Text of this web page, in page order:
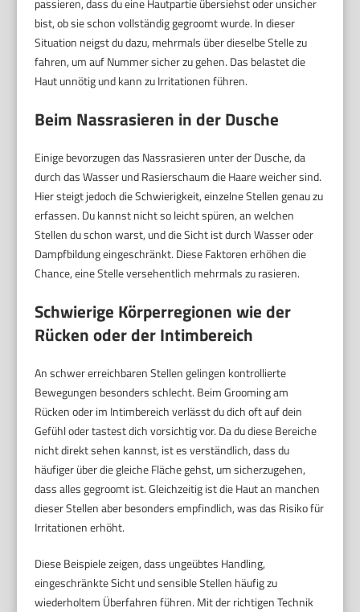
passieren, dass du eine Hautpartie übersiehst oder unsicher
bist, ob sie schon vollständig gegroomt wurde. In dieser
Situation neigst du dazu, mehrmals über dieselbe Stelle zu
fahren, um auf Nummer sicher zu gehen. Das belastet die
Haut unnötig und kann zu Irritationen führen.
Beim Nassrasieren in der Dusche
Einige bevorzugen das Nassrasieren unter der Dusche, da
durch das Wasser und Rasierschaum die Haare weicher sind.
Hier steigt jedoch die Schwierigkeit, einzelne Stellen genau zu
erfassen. Du kannst nicht so leicht spüren, an welchen
Stellen du schon warst, und die Sicht ist durch Wasser oder
Dampfbildung eingeschränkt. Diese Faktoren erhöhen die
Chance, eine Stelle versehentlich mehrmals zu rasieren.
Schwierige Körperregionen wie der
Rücken oder der Intimbereich
An schwer erreichbaren Stellen gelingen kontrollierte
Bewegungen besonders schlecht. Beim Grooming am
Rücken oder im Intimbereich verlässt du dich oft auf dein
Gefühl oder tastest dich vorsichtig vor. Da du diese Bereiche
nicht direkt sehen kannst, ist es verständlich, dass du
häufiger über die gleiche Fläche gehst, um sicherzugehen,
dass alles gegroomt ist. Gleichzeitig ist die Haut an manchen
dieser Stellen aber besonders empfindlich, was das Risiko für
Irritationen erhöht.
Diese Beispiele zeigen, dass ungeübtes Handling,
eingeschränkte Sicht und sensible Stellen häufig zu
wiederholtem Überfahren führen. Mit der richtigen Technik